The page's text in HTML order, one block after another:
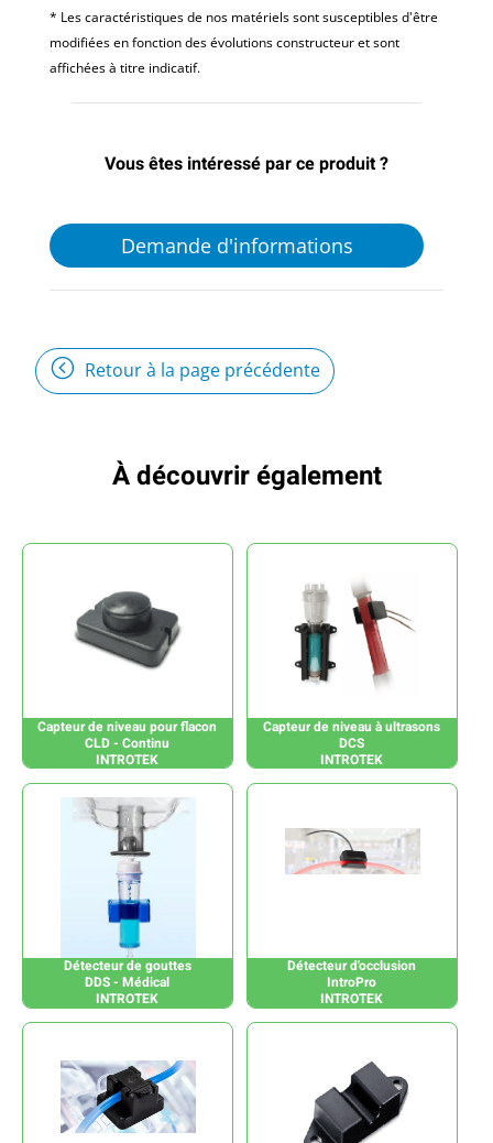
* Les caractéristiques de nos matériels sont susceptibles d'être
modifiées en fonction des évolutions constructeur et sont
affichées à titre indicatif.
Vous êtes intéressé par ce produit ?
Demande d'informations
Retour à la page précédente
À découvrir également
Capteur de niveau pour flacon
CLD - Continu
INTROTEK
Capteur de niveau à ultrasons
DCS
INTROTEK
Détecteur de gouttes
DDS - Médical
INTROTEK
Détecteur d'occlusion
IntroPro
INTROTEK